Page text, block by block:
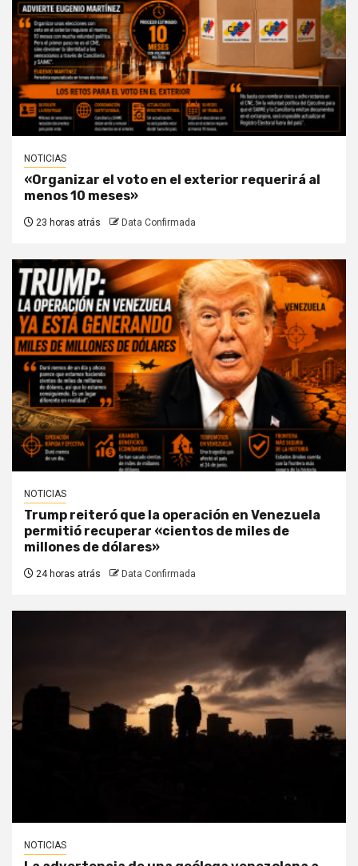
NOTICIAS
«Organizar el voto en el exterior requerirá al
menos 10 meses»
23 horas atrás Data Confirmada
NOTICIAS
Trump reiteró que la operación en Venezuela
permitió recuperar «cientos de miles de
millones de dólares»
24 horas atrás Data Confirmada
NOTICIAS